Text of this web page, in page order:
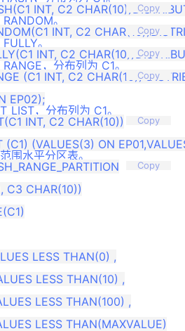
Copy
。
Copy
。
Copy
，分布列为 C1。
Copy
(C1 INT, C2 CHAR(10))
，分布列为 C1。
Copy
INT, C2 CHAR(10))
围水平分区表。
Copy
C3 CHAR(10))
LESS THAN(0) ,
LESS THAN(10) ,
LESS THAN(100) ,
LESS THAN(MAXVALUE)